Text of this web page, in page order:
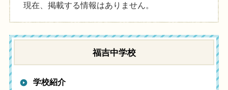
現在、掲載する情報はありません。
福吉中学校
学校紹介